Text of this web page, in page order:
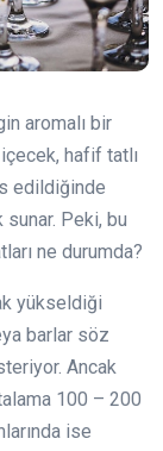
aromalı bir
hafif tatlı
edildiğinde
sunar. Peki, bu
ne durumda?
yükseldiği
barlar söz
Ancak
100 – 200
ise